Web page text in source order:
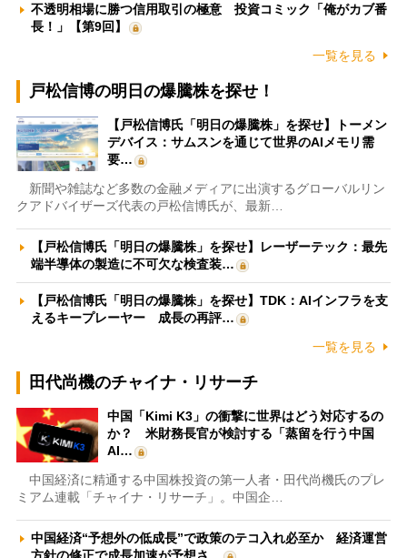
不透明相場に勝つ信用取引の極意 投資コミック「俺がカブ番
長！」【第9回】
一覧を見る
戸松信博の明日の爆騰株を探せ！
【戸松信博氏「明日の爆騰株」を探せ】トーメン
デバイス：サムスンを通じて世界のAIメモリ需
要…
新聞や雑誌など多数の金融メディアに出演するグローバルリン
クアドバイザーズ代表の戸松信博氏が、最新…
【戸松信博氏「明日の爆騰株」を探せ】レーザーテック：最先
端半導体の製造に不可欠な検査装…
【戸松信博氏「明日の爆騰株」を探せ】TDK：AIインフラを支
えるキープレーヤー 成長の再評…
一覧を見る
田代尚機のチャイナ・リサーチ
中国「Kimi K3」の衝撃に世界はどう対応するの
か？ 米財務長官が検討する「蒸留を行う中国
AI…
中国経済に精通する中国株投資の第一人者・田代尚機氏のプレ
ミアム連載「チャイナ・リサーチ」。中国企…
中国経済“予想外の低成長”で政策のテコ入れ必至か 経済運営